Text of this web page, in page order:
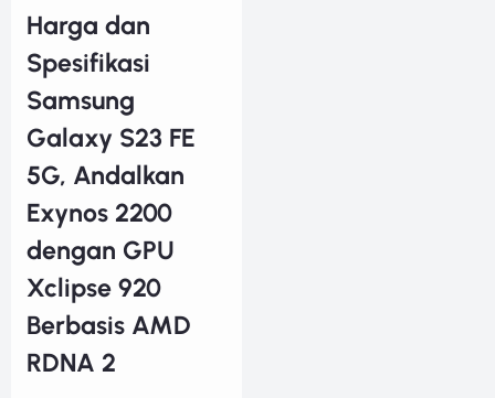
Harga dan
Spesifikasi
Samsung
Galaxy S23 FE
5G, Andalkan
Exynos 2200
dengan GPU
Xclipse 920
Berbasis AMD
RDNA 2